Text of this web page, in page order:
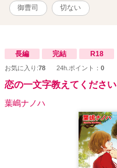
充。慎の良き相談相手。 実
たと思い込み姿を消した恋人
御曹司 切ない
長編 完結 R18
お気に入り:78 24h.ポイント： 0
恋の一文字教えてください
葉嶋ナノハ